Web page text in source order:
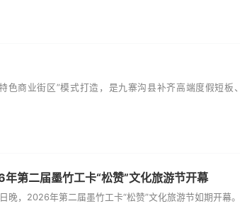
色商业街区”模式打造，是九寨沟县补齐高端度假短
第二届墨竹工卡“松赞”文化旅游节开幕
晚，2026年第二届墨竹工卡“松赞”文化旅游节如期开幕。